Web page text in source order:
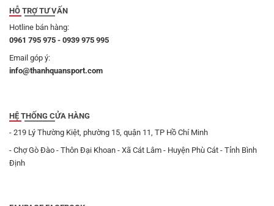
HỖ TRỢ TƯ VẤN
Hotline bán hàng:
0961 795 975 - 0939 975 995
Email góp ý:
info@thanhquansport.com
HỆ THỐNG CỬA HÀNG
- 219 Lý Thường Kiệt, phường 15, quận 11, TP Hồ Chí Minh
- Chợ Gò Đào - Thôn Đại Khoan - Xã Cát Lâm - Huyện Phù Cát - Tỉnh Bình
Định